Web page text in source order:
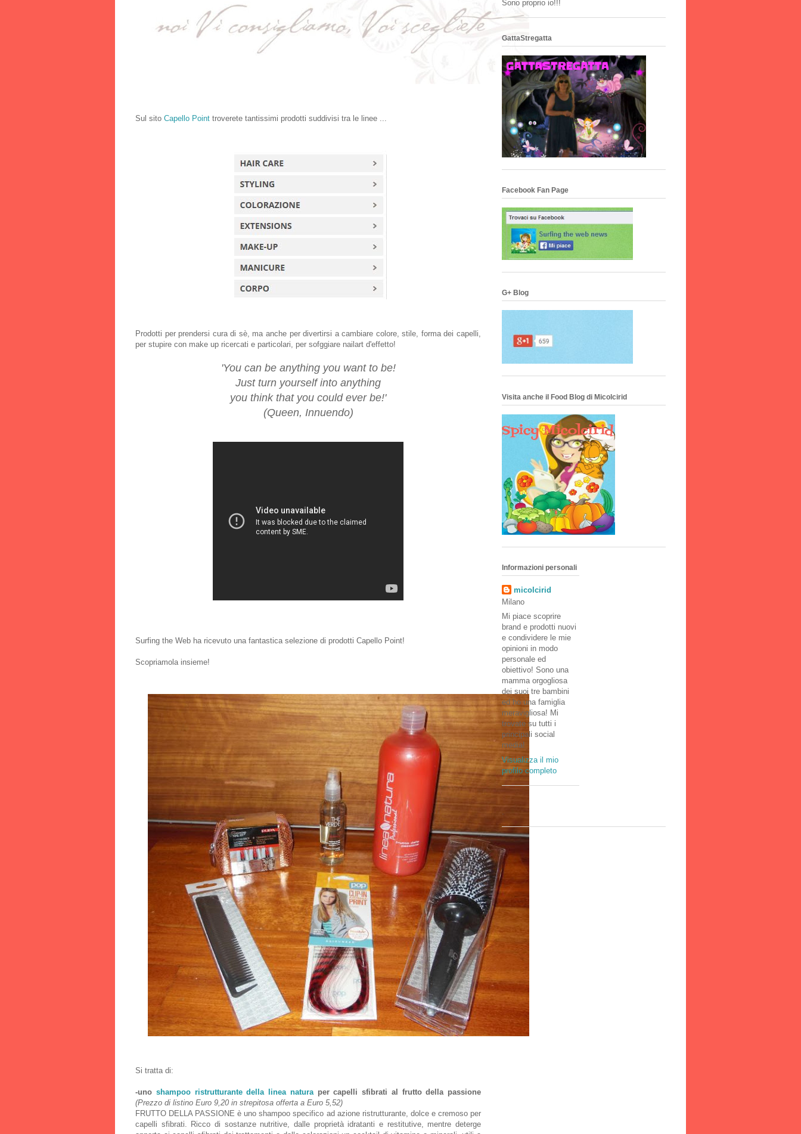
Sul sito Capello Point troverete tantissimi prodotti suddivisi tra le linee ...
Prodotti per prendersi cura di sè, ma anche per divertirsi a cambiare colore, stile, forma dei capelli,
per stupire con make up ricercati e particolari, per sofggiare nailart d'effetto!
'You can be anything you want to be!
Just turn yourself into anything
you think that you could ever be!'
(Queen, Innuendo)
Surfing the Web ha ricevuto una fantastica selezione di prodotti Capello Point!
Scopriamola insieme!
Si tratta di:
-uno shampoo ristrutturante della linea naturaper capelli sfibrati al frutto della passione
(Prezzo di listino Euro 9,20 in strepitosa offerta a Euro 5,52)
FRUTTO DELLA PASSIONE è uno shampoo specifico ad azione ristrutturante, dolce e cremoso per
capelli sfibrati. Ricco di sostanze nutritive, dalle proprietà idratanti e restitutive, mentre deterge
Sono proprio io!!!
GattaStregatta
Facebook Fan Page
G+ Blog
Visita anche il Food Blog di Micolcirid
Informazioni personali
micolcirid
Milano
Mi piace scoprire
brand e prodotti nuovi
e condividere le mie
opinioni in modo
personale ed
obiettivo! Sono una
mamma orgogliosa
dei suoi tre bambini
ed ho una famiglia
meravigliosa! Mi
trovate su tutti i
principali social
media!
Visualizza il mio
profilo completo